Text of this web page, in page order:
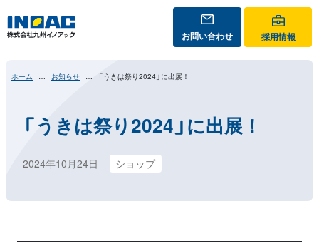
お問い合わせ 採用情報
ホーム お知らせ 「うきは祭り2024」に出展！
「うきは祭り2024」に出展！
2024年10月24日 ショップ